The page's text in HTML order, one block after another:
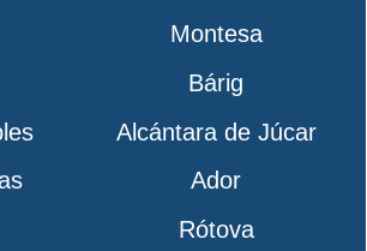
Montesa
Bárig
Alcántara de Júcar
Ador
Rótova